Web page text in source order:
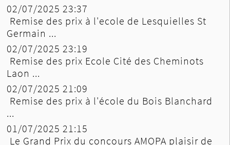
02/07/2025 23:37
Remise des prix à l'ecole de Lesquielles St
Germain ...
02/07/2025 23:19
Remise des prix Ecole Cité des Cheminots
Laon ...
02/07/2025 21:09
Remise des prix à l'école du Bois Blanchard
...
01/07/2025 21:15
Le Grand Prix du concours AMOPA plaisir de